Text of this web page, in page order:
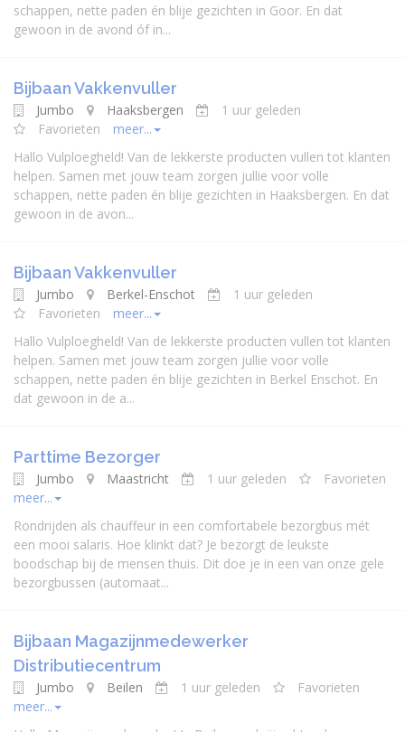
schappen, nette paden én blije gezichten in Goor. En dat
gewoon in de avond óf in...
Bijbaan Vakkenvuller
Jumbo Haaksbergen
1 uur geleden
Favorieten
meer...
Hallo Vulploegheld! Van de lekkerste producten vullen tot klanten
helpen. Samen met jouw team zorgen jullie voor volle
schappen, nette paden én blije gezichten in Haaksbergen. En dat
gewoon in de avon...
Bijbaan Vakkenvuller
Jumbo Berkel-Enschot
1 uur geleden
Favorieten
meer...
Hallo Vulploegheld! Van de lekkerste producten vullen tot klanten
helpen. Samen met jouw team zorgen jullie voor volle
schappen, nette paden én blije gezichten in Berkel Enschot. En
dat gewoon in de a...
Parttime Bezorger
Jumbo Maastricht 1 uur geleden
Favorieten
meer...
Rondrijden als chauffeur in een comfortabele bezorgbus mét
een mooi salaris. Hoe klinkt dat? Je bezorgt de leukste
boodschap bij de mensen thuis. Dit doe je in een van onze gele
bezorgbussen (automaat...
Bijbaan Magazijnmedewerker
Distributiecentrum
Jumbo Beilen 1 uur geleden
Favorieten
meer...